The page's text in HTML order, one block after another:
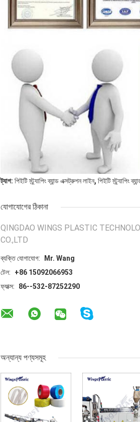
ট্যাগ: পিইটি স্ট্র্যাপিং ব্যান্ড এক্সট্রুশন লাইন, পিইটি স্ট্র্যাপিং
যোগাযোগের ঠিকানা
QINGDAO WINGS PLASTIC
CO.,LTD
ব্যক্তি যোগাযোগ:
Mr. Wang
টেল:
+86 15092066953
ফ্যাক্স:
86--532-87252290
অন্যান্য পণ্যসমূহ